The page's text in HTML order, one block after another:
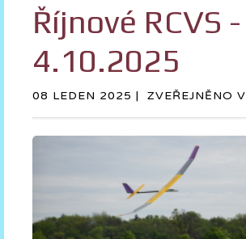
Říjnové RCVS -
4.10.2025
08 LEDEN 2025 | ZVEŘEJNĚNO V